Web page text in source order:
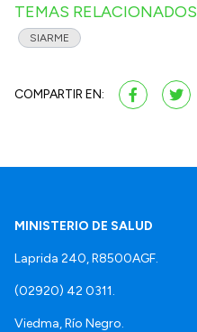
TEMAS RELACIONADOS
SIARME
COMPARTIR EN:
MINISTERIO DE SALUD
Laprida 240, R8500AGF.
(02920) 42 0311.
Viedma, Río Negro.